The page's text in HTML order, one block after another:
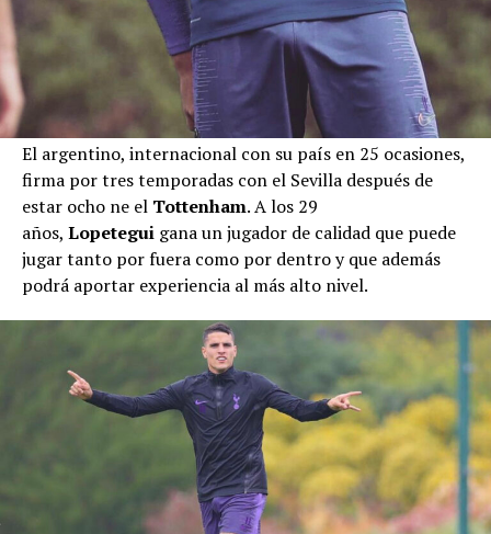
El argentino, internacional con su país en 25 ocasiones,
firma por tres temporadas con el Sevilla después de
estar ocho ne el Tottenham. A los 29
años, Lopetegui gana un jugador de calidad que puede
jugar tanto por fuera como por dentro y que además
podrá aportar experiencia al más alto nivel.